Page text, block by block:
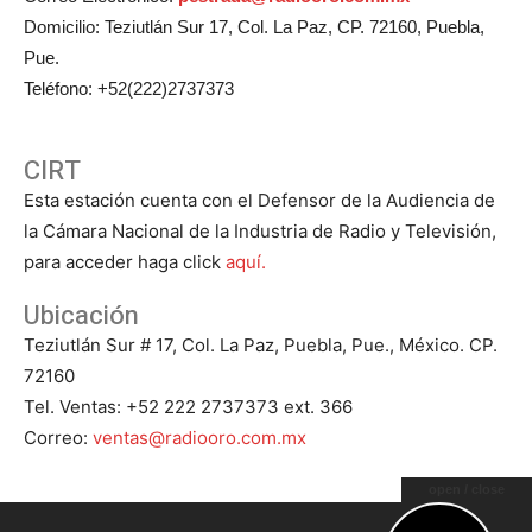
Domicilio: Teziutlán Sur 17, Col. La Paz, CP. 72160, Puebla,
Pue.
Teléfono: +52(222)2737373
CIRT
Esta estación cuenta con el Defensor de la Audiencia de
la Cámara Nacional de la Industria de Radio y Televisión,
para acceder haga click aquí.
Ubicación
Teziutlán Sur # 17, Col. La Paz, Puebla, Pue., México. CP.
72160
Tel. Ventas: +52 222 2737373 ext. 366
Correo: ventas@radiooro.com.mx